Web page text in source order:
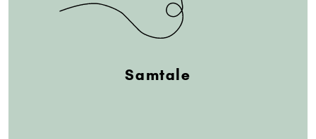
Samtale